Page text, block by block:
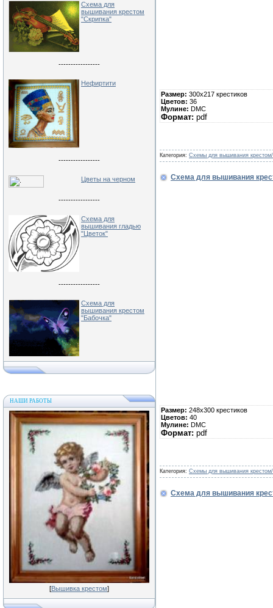
Схема для
вышивания крестом
"Скрипка"
-----------------
Нефиртити
-----------------
Цветы на черном
-----------------
Схема для
вышивания гладью
"Цветок"
-----------------
Схема для
вышивания крестом
"Бабочка"
НАШИ РАБОТЫ
[Вышивка крестом]
Размер: 300х217 крестиков
Цветов: 36
Мулине: DMC
Формат: pdf
Категория: Схемы для вышивания
Схема для вышивания
Размер: 248х300 крестиков
Цветов: 40
Мулине: DMC
Формат: pdf
Категория: Схемы для вышивания
Схема для вышивания